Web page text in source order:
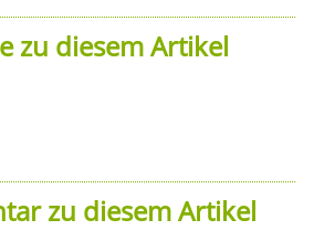
zu diesem Artikel
zu diesem Artikel